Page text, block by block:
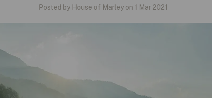
Posted by House of Marley on 1 Mar 2021